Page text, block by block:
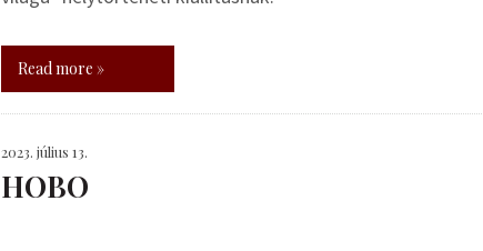
Read more »
2023. július 13.
HOBO